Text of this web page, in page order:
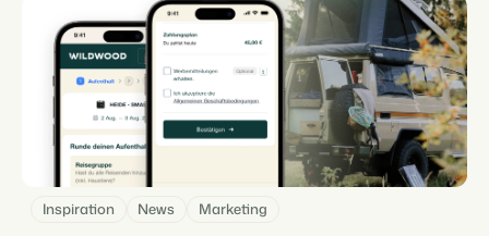
Inspiration News Marketing